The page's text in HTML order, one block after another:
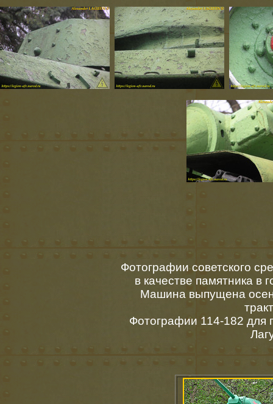
Фотографии советского
в качестве памятника в
Машина выпущена
Фотографии 114-182 для